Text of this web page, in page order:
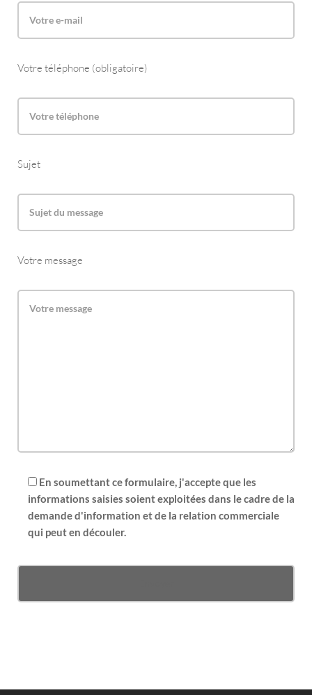
Votre téléphone (obligatoire)
Sujet
Votre message
En soumettant ce formulaire, j'accepte que les
informations saisies soient exploitées dans le cadre de la
demande d'information et de la relation commerciale
qui peut en découler.